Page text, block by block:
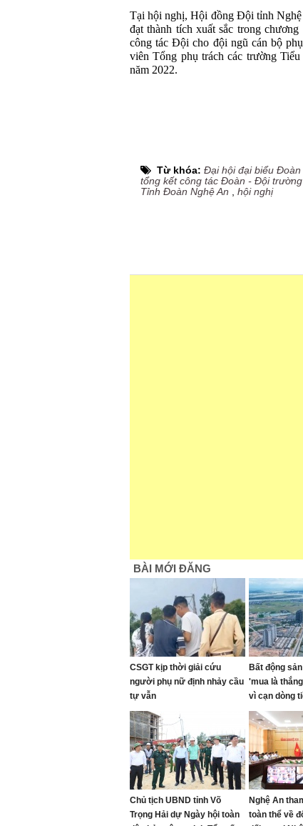
Tại hội nghị, Hội đồng Đội tỉnh Nghệ
đạt thành tích xuất sắc trong
công tác Đội cho đội ngũ cán bộ
viên Tổng phụ trách các trường
năm 2022.
Từ khóa: Đại hội đại biểu Đoàn
tổng kết công tác Đoàn - Đội
Tỉnh Đoàn Nghệ An
hội nghị
BÀI MỚI ĐĂNG
CSGT kịp thời giải cứu
người phụ nữ định nhảy cầu
tự vẫn
Bất động
'mua là
vì cạn dòng
Chủ tịch UBND tỉnh Võ
Trọng Hải dự Ngày hội toàn
Nghệ An
toàn thể về